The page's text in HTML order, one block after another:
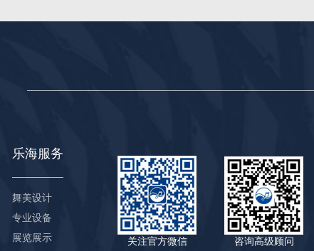
关注官方微信
咨询高级顾问
乐海服务
舞美设计
专业设备
展览展示